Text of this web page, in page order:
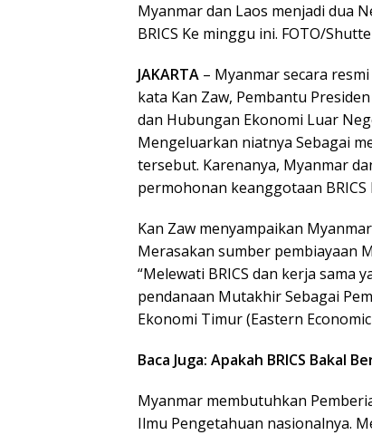
Myanmar dan Laos menjadi dua
BRICS Ke minggu ini. FOTO/
JAKARTA – Myanmar secara
kata Kan Zaw, Pembantu
dan Hubungan Ekonomi Luar
Mengeluarkan niatnya Sebagai
tersebut. Karenanya, Myanmar
permohonan keanggotaan BRICS
Kan Zaw menyampaikan
Merasakan sumber pembiayaan
“Melewati BRICS dan kerja
pendanaan Mutakhir Sebagai
Ekonomi Timur (Eastern
Baca Juga: Apakah BRICS Bakal
Myanmar membutuhkan
Ilmu Pengetahuan nasionalnya.